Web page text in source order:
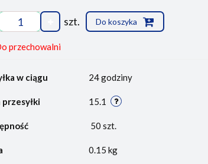
szt. Do koszyka
przechowalni
w ciągu 24 godziny
przesyłki 15.1
50 szt.
0.15 kg